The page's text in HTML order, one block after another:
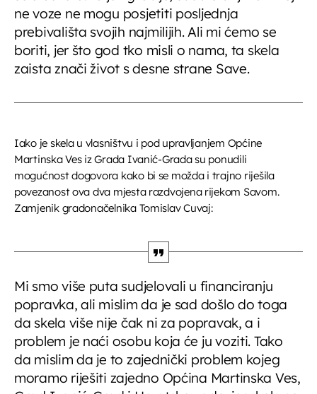
ne voze ne mogu posjetiti posljednja
prebivališta svojih najmilijih. Ali mi ćemo se
boriti, jer što god tko misli o nama, ta skela
zaista znači život s desne strane Save.
Iako je skela u vlasništvu i pod upravljanjem Općine
Martinska Ves iz Grada Ivanić-Grada su ponudili
mogućnost dogovora kako bi se možda i trajno riješila
povezanost ova dva mjesta razdvojena rijekom Savom.
Zamjenik gradonačelnika Tomislav Cuvaj:
Mi smo više puta sudjelovali u financiranju
popravka, ali mislim da je sad došlo do toga
da skela više nije čak ni za popravak, a i
problem je naći osobu koja će ju voziti. Tako
da mislim da je to zajednički problem kojeg
moramo riješiti zajedno Općina Martinska Ves,